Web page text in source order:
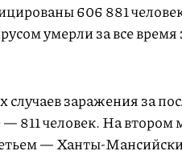
606 881
умерли за все
случаев заражения за
811 человек. На втором
— Ханты-